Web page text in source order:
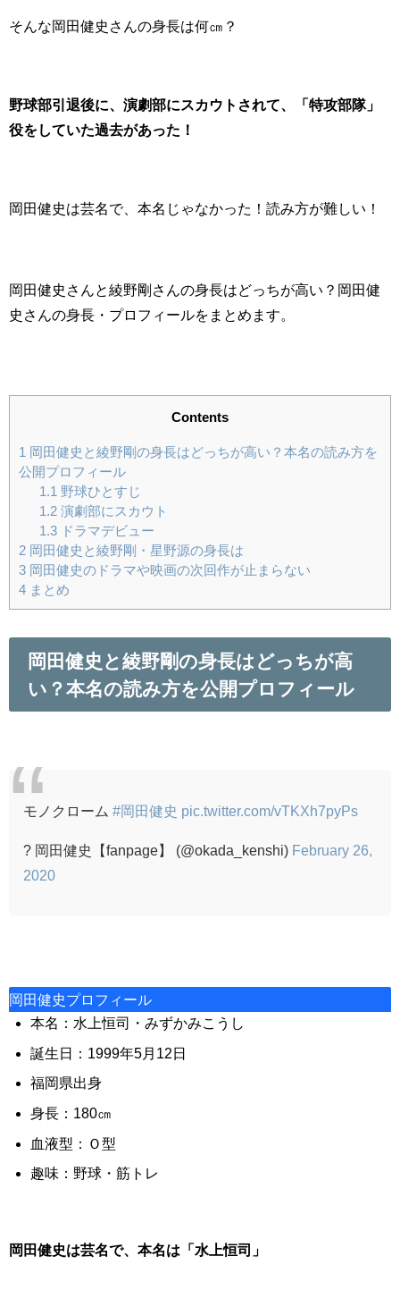
そんな岡田健史さんの身長は何㎝？
野球部引退後に、演劇部にスカウトされて、「特攻部隊」
役をしていた過去があった！
岡田健史は芸名で、本名じゃなかった！読み方が難しい！
岡田健史さんと綾野剛さんの身長はどっちが高い？岡田健
史さんの身長・プロフィールをまとめます。
Contents
1
岡田健史と綾野剛の身長はどっちが高い？本名の読み方を
公開プロフィール
1.1 野球ひとすじ
1.2演劇部にスカウト
1.3ドラマデビュー
2 岡田健史と綾野剛・星野源の身長は
3 岡田健史のドラマや映画の次回作が止まらない
4 まとめ
岡田健史と綾野剛の身長はどっちが高
い？本名の読み方を公開プロフィール
モノクローム #岡田健史 pic.twitter.com/vTKXh7pyPs
? 岡田健史【fanpage】 (@okada_kenshi) February 26,
2020
岡田健史プロフィール
本名：水上恒司・みずかみこうし
誕生日：1999年5月12日
福岡県出身
身長：180㎝
血液型：Ｏ型
趣味：野球・筋トレ
岡田健史は芸名で、本名は「水上恒司」